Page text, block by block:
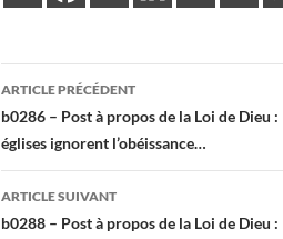
Navigation
des
articles
ARTICLE PRÉCÉDENT
b0286 – Post à propos de la Loi de Dieu
églises ignorent l’obéissance…
ARTICLE SUIVANT
b0288 – Post à propos de la Loi de Dieu